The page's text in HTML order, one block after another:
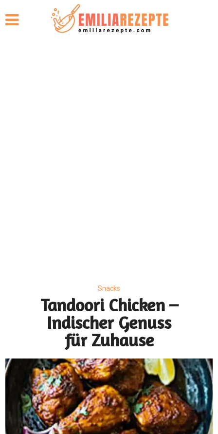
Snacks
Tandoori Chicken –
Indischer Genuss
für Zuhause